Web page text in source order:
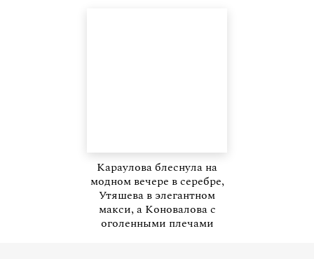
Караулова блеснула на
модном вечере в серебре,
Утяшева в элегантном
макси, а Коновалова с
оголенными плечами